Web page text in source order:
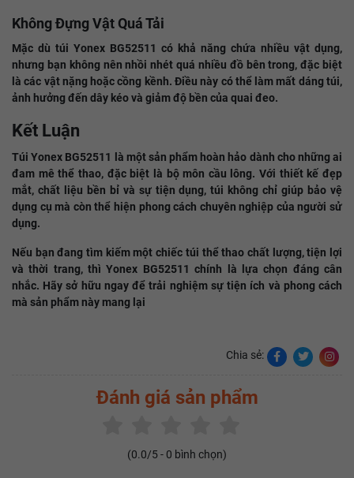
Không Đựng Vật Quá Tải
Mặc dù túi Yonex BG52511 có khả năng chứa nhiều vật dụng,
nhưng bạn không nên nhồi nhét quá nhiều đồ bên trong, đặc biệt
là các vật nặng hoặc cồng kềnh. Điều này có thể làm mất dáng túi,
ảnh hưởng đến dây kéo và giảm độ bền của quai đeo.
Kết Luận
Túi Yonex BG52511 là một sản phẩm hoàn hảo dành cho những ai
đam mê thể thao, đặc biệt là bộ môn cầu lông. Với thiết kế đẹp
mắt, chất liệu bền bỉ và sự tiện dụng, túi không chỉ giúp bảo vệ
dụng cụ mà còn thể hiện phong cách chuyên nghiệp của người sử
dụng.
Nếu bạn đang tìm kiếm một chiếc túi thể thao chất lượng, tiện lợi
và thời trang, thì Yonex BG52511 chính là lựa chọn đáng cân
nhắc. Hãy sở hữu ngay để trải nghiệm sự tiện ích và phong cách
mà sản phẩm này mang lại
Chia sẻ:
Đánh giá sản phẩm
(0.0/5 - 0 bình chọn)